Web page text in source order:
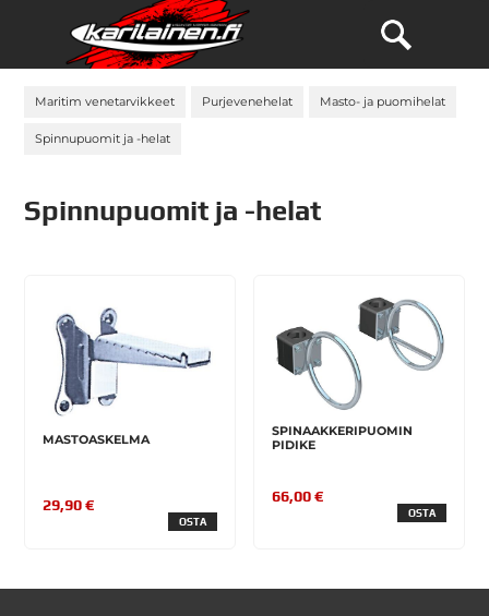
Maritim venetarvikkeet Purjevenehelat Masto- ja puomihelat
Spinnupuomit ja -helat
Spinnupuomit ja -helat
MASTOASKELMA
29,90 €
OSTA
SPINAAKKERIPUOMIN
PIDIKE
66,00 €
OSTA